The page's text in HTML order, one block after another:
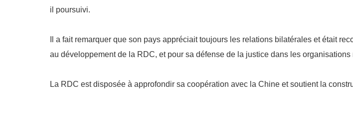
il poursuivi.
Il a fait remarquer que son pays appréciait toujours les relations bilatérales et était
au développement de la RDC, et pour sa défense de la justice dans les organisations
La RDC est disposée à approfondir sa coopération avec la Chine et soutient la